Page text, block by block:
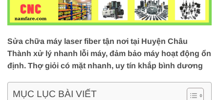
Sửa chữa máy laser fiber tận nơi tại Huyện Châu
Thành xử lý nhanh lỗi máy, đảm bảo máy hoạt động ổn
định. Thợ giỏi có mặt nhanh, uy tín khắp bình dương
MỤC LỤC BÀI VIẾT